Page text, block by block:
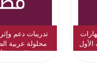
تدريبات دعم
محلولة عربية